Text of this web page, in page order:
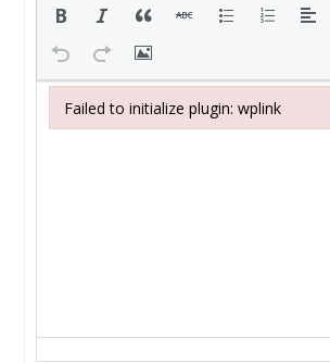
Failed to initialize plugin: wplink
Failed to initialize plugin: wplink